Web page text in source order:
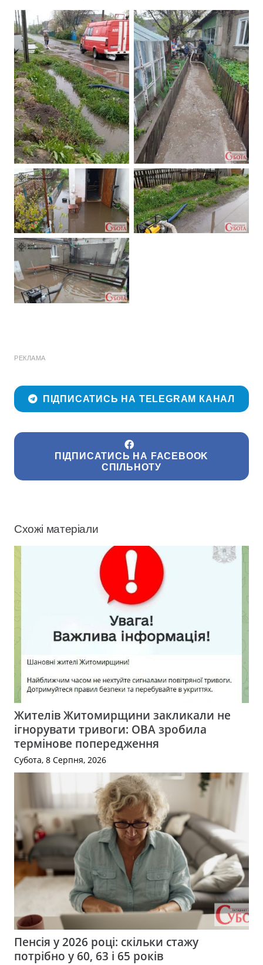
РЕКЛАМА
ПІДПИСАТИСЬ НА TELEGRAM КАНАЛ
ПІДПИСАТИСЬ НА FACEBOOK
СПІЛЬНОТУ
Схожі матеріали
Жителів Житомирщини закликали не
ігнорувати тривоги: ОВА зробила
термінове попередження
Субота, 8 Серпня, 2026
Пенсія у 2026 році: скільки стажу
потрібно у 60, 63 і 65 років